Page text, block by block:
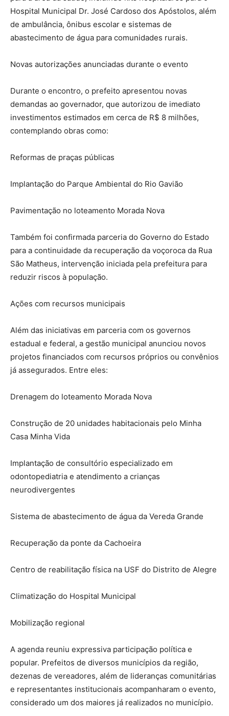
Hospital Municipal Dr. José Cardoso dos Apóstolos, além
de ambulância, ônibus escolar e sistemas de
abastecimento de água para comunidades rurais.
Novas autorizações anunciadas durante o evento
Durante o encontro, o prefeito apresentou novas
demandas ao governador, que autorizou de imediato
investimentos estimados em cerca de R$ 8 milhões,
contemplando obras como:
Reformas de praças públicas
Implantação do Parque Ambiental do Rio Gavião
Pavimentação no loteamento Morada Nova
Também foi confirmada parceria do Governo do Estado
para a continuidade da recuperação da voçoroca da Rua
São Matheus, intervenção iniciada pela prefeitura para
reduzir riscos à população.
Ações com recursos municipais
Além das iniciativas em parceria com os governos
estadual e federal, a gestão municipal anunciou novos
projetos financiados com recursos próprios ou convênios
já assegurados. Entre eles:
Drenagem do loteamento Morada Nova
Construção de 20 unidades habitacionais pelo Minha
Casa Minha Vida
Implantação de consultório especializado em
odontopediatria e atendimento a crianças
neurodivergentes
Sistema de abastecimento de água da Vereda Grande
Recuperação da ponte da Cachoeira
Centro de reabilitação física na USF do Distrito de Alegre
Climatização do Hospital Municipal
Mobilização regional
A agenda reuniu expressiva participação política e
popular. Prefeitos de diversos municípios da região,
dezenas de vereadores, além de lideranças comunitárias
e representantes institucionais acompanharam o evento,
considerado um dos maiores já realizados no município.